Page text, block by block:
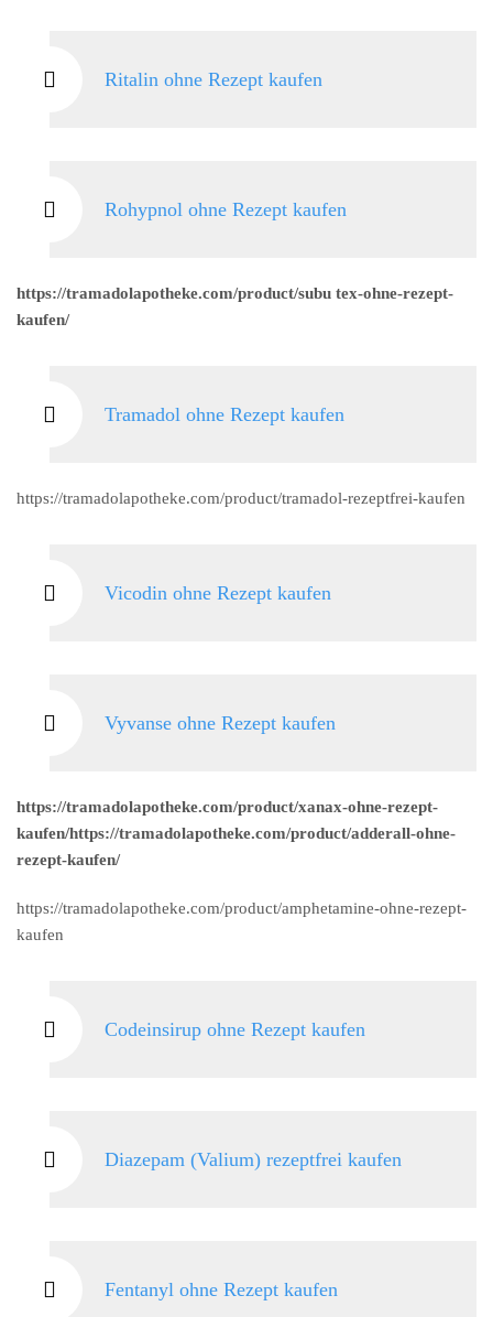
Ritalin ohne Rezept kaufen
Rohypnol ohne Rezept kaufen
https://tramadolapotheke.com/product/subu tex-ohne-rezept-
kaufen/
Tramadol ohne Rezept kaufen
https://tramadolapotheke.com/product/tramadol-rezeptfrei-kaufen
Vicodin ohne Rezept kaufen
Vyvanse ohne Rezept kaufen
https://tramadolapotheke.com/product/xanax-ohne-rezept-
kaufen/https://tramadolapotheke.com/product/adderall-ohne-
rezept-kaufen/
https://tramadolapotheke.com/product/amphetamine-ohne-rezept-
kaufen
Codeinsirup ohne Rezept kaufen
Diazepam (Valium) rezeptfrei kaufen
Fentanyl ohne Rezept kaufen